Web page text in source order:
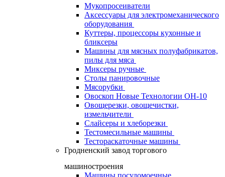
Мукопросеиватели
Аксессуары для электромеханического
оборудования
Куттеры, процессоры кухонные и
бликсеры
Машины для мясных полуфабрикатов,
пилы для мяса
Миксеры ручные
Столы панировочные
Мясорубки
Овоскоп Новые Технологии ОН-10
Овощерезки, овощечистки,
измельчители
Слайсеры и хлеборезки
Тестомесильные машины
Тестораскаточные машины
Гродненский завод торгового
машиностроения
Машины посудомоечные